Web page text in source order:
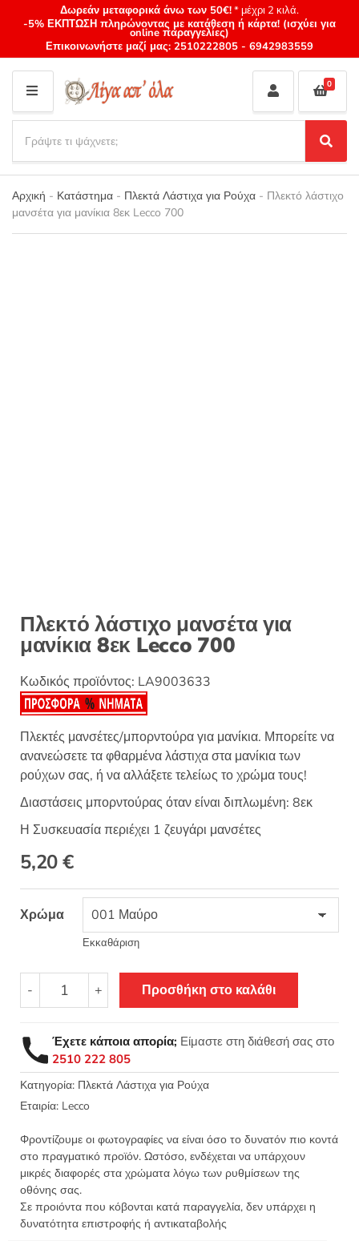
Δωρεάν μεταφορικά άνω των 50€!* μέχρι 2 κιλά.
-5% ΕΚΠΤΩΣΗ πληρώνοντας με κατάθεση ή κάρτα! (ισχύει για
online παραγγελίες)
Επικοινωνήστε μαζί μας: 2510222805 - 6942983559
M
E
N
U
Category
name
a
r
c
h
p
S
e
a
r
0
Αρχική - Κατάστημα - Πλεκτά Λάστιχα για Ρούχα - Πλεκτό λάστιχο
μανσέτα για μανίκια 8εκ Lecco 700
Πλεκτό λάστιχο μανσέτα για
μανίκια 8εκ Lecco 700
Κωδικός προϊόντος: LA9003633
Πλεκτές μανσέτες/μπορντούρα για μανίκια. Μπορείτε να
ανανεώσετε τα φθαρμένα λάστιχα στα μανίκια των
ρούχων σας, ή να αλλάξετε τελείως το χρώμα τους!
Διαστάσεις μπορντούρας όταν είναι διπλωμένη: 8εκ
Η Συσκευασία περιέχει 1 ζευγάρι μανσέτες
5,20€
Χρώμα
Εκκαθάριση
-
Πλεκτό
λάστιχο
για
μανίκια
8εκ
Lecco
700
+ Προσθήκη στο καλάθι
Έχετε κάποια απορία; Είμαστε στη διάθεσή σας στο
2510 222 805
Κατηγορία: Πλεκτά Λάστιχα για Ρούχα
Εταιρία: Lecco
Φροντίζουμε οι φωτογραφίες να είναι όσο το δυνατόν πιο κοντά
στο πραγματικό προϊόν. Ωστόσο, ενδέχεται να υπάρχουν
μικρές διαφορές στα χρώματα λόγω των ρυθμίσεων της
οθόνης σας.
Σε προιόντα που κόβονται κατά παραγγελία, δεν υπάρχει η
δυνατότητα επιστροφής ή αντικαταβολής